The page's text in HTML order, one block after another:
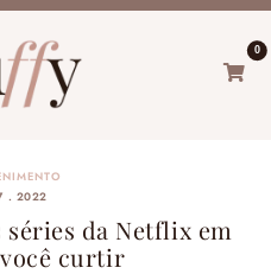
0
. 2022
séries da Netflix em
curtir